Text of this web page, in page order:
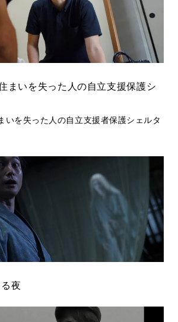
住まいを失った人の自立支援保護シ
いを失った人の自立支援者保護シェルタ
夜